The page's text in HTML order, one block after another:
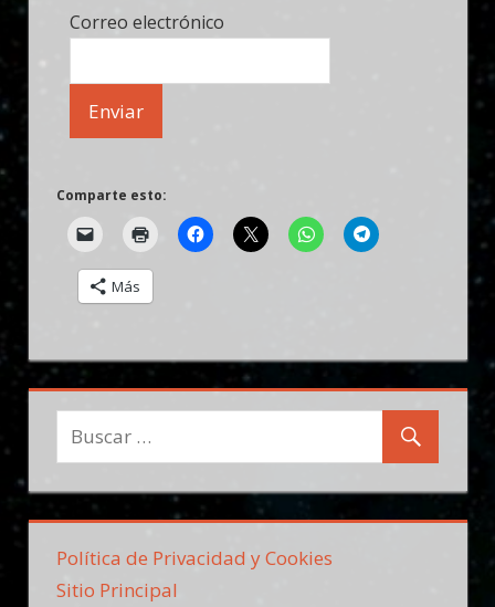
Correo electrónico
Comparte esto:
Más
Política de Privacidad y Cookies
Sitio Principal